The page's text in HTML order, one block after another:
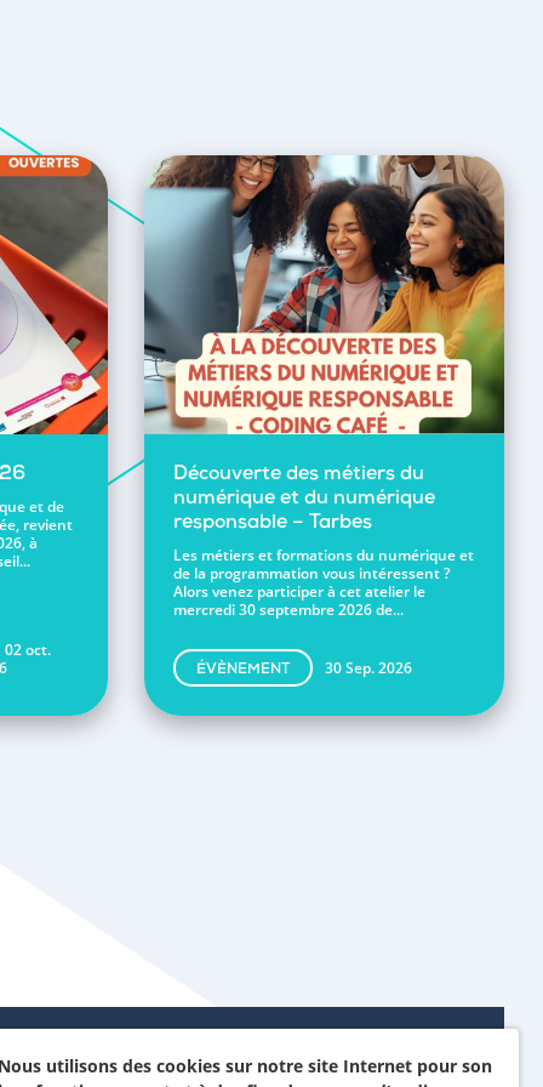
et de
revient
à
02 oct.
Découverte des métiers du
numérique et du numérique
responsable – Tarbes
Les métiers et formations du numérique et
de la programmation vous intéressent ?
Alors venez participer à cet atelier le
mercredi 30 septembre 2026 de...
ÉVÈNEMENT 30 Sep. 2026
utilisons des cookies sur notre site Internet pour son